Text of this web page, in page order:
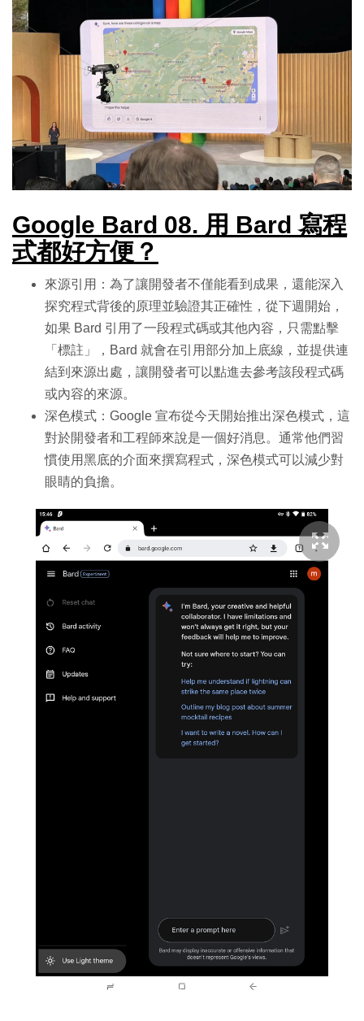
Google Bard 08. 用 Bard 寫程
式都好方便？
來源引用：為了讓開發者不僅能看到成果，還能深入
探究程式背後的原理並驗證其正確性，從下週開始，
如果 Bard 引用了一段程式碼或其他內容，只需點擊
「標註」，Bard 就會在引用部分加上底線，並提供連
結到來源出處，讓開發者可以點進去參考該段程式碼
或內容的來源。
深色模式：Google 宣布從今天開始推出深色模式，這
對於開發者和工程師來說是一個好消息。通常他們習
慣使用黑底的介面來撰寫程式，深色模式可以減少對
眼睛的負擔。